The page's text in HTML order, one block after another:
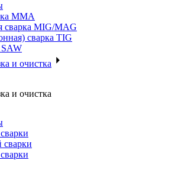
MMA
сварка MIG/MAG
сварка TIG
и очистка
и очистка
сварки